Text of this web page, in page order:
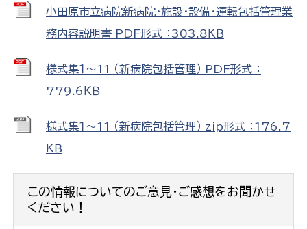
小田原市立病院新病院・施設・設備・運転包括管理業
務内容説明書 PDF形式 ：303.8ＫＢ
様式集１～11 （新病院包括管理） PDF形式 ：
779.6ＫＢ
様式集１～11 （新病院包括管理） zip形式 ：176.7
ＫＢ
この情報についてのご意見・ご感想をお聞かせ
ください！